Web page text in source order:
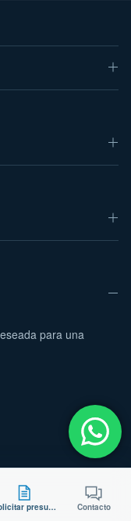
para una
Solicitar presupuesto Contacto